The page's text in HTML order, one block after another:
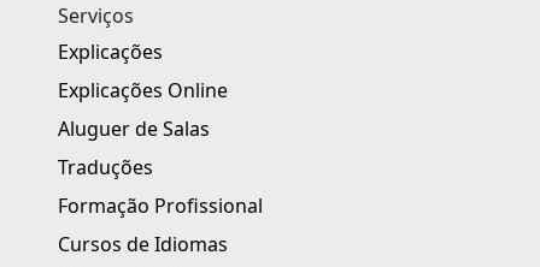
Serviços
Explicações
Explicações Online
Aluguer de Salas
Traduções
Formação Profissional
Cursos de Idiomas